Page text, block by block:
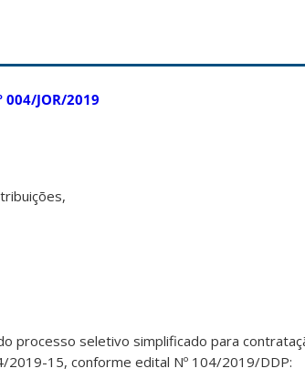
JOR/2019
processo seletivo simplificado para
15, conforme edital Nº 104/2019/DDP: